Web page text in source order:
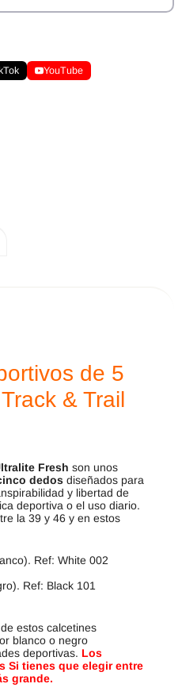
YouTube
de 5
& Trail
Fresh son unos
dedos diseñados para
y libertad de
deportiva o el uso diario.
la 39 y 46 y en estos
Ref: White 002
Ref: Black 101
estos calcetines
blanco o negro
deportivas. Los
Si tienes que elegir entre
grande.